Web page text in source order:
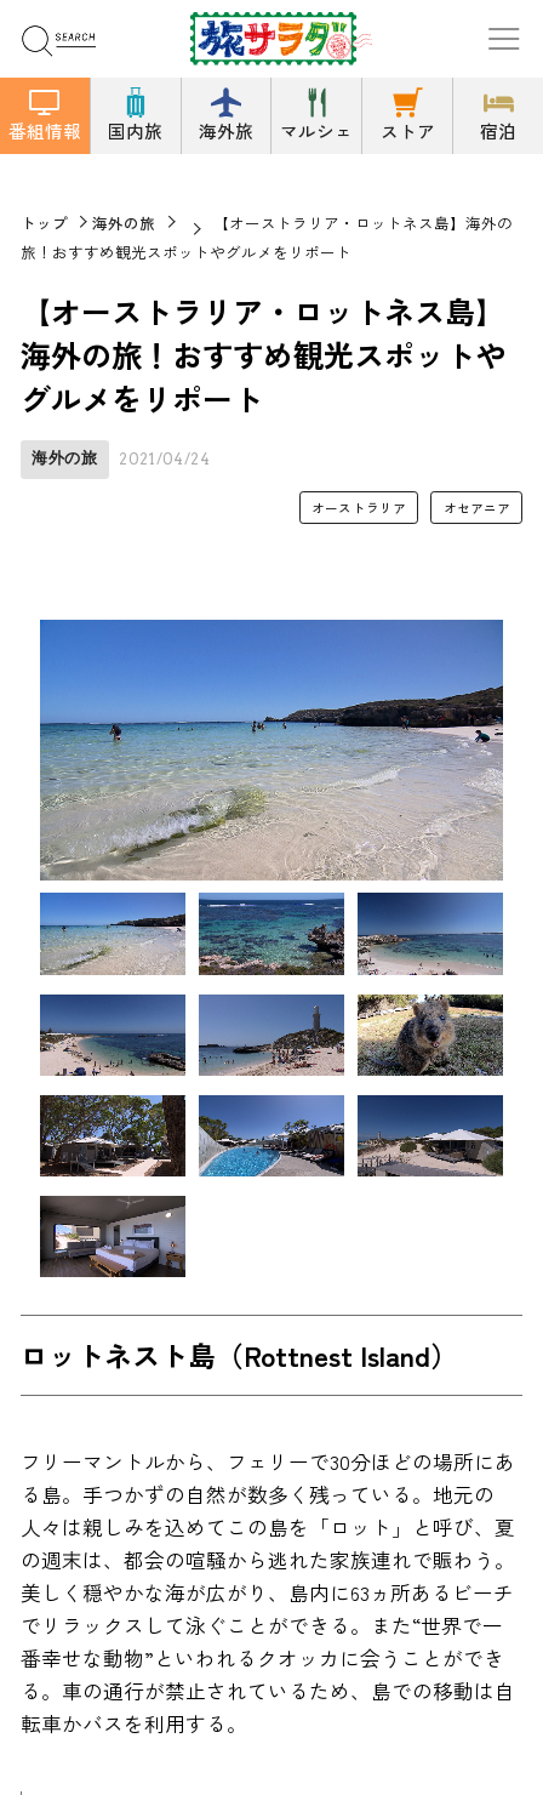
番組情報 国内旅 海外旅 マルシェ ストア 宿泊
トップ 海外の旅
【オーストラリア・ロットネス島】海外の
旅！おすすめ観光スポットやグルメをリポート
【オーストラリア・ロットネス島】
海外の旅！おすすめ観光スポットや
グルメをリポート
海外の旅 2021/04/24
オーストラリア オセアニア
ロットネスト島（Rottnest Island）
フリーマントルから、フェリーで30分ほどの場所にあ
る島。手つかずの自然が数多く残っている。地元の
人々は親しみを込めてこの島を「ロット」と呼び、夏
の週末は、都会の喧騒から逃れた家族連れで賑わう。
美しく穏やかな海が広がり、島内に63ヵ所あるビーチ
でリラックスして泳ぐことができる。また“世界で一
番幸せな動物”といわれるクオッカに会うことができ
る。車の通行が禁止されているため、島での移動は自
転車かバスを利用する。